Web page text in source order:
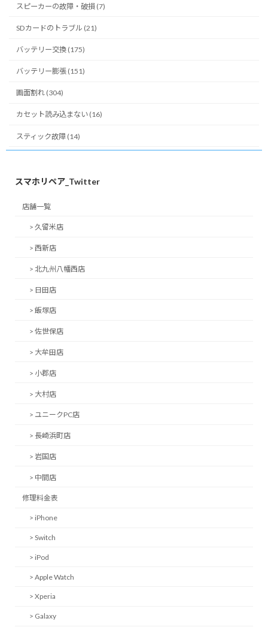
スピーカーの故障・破損 (7)
SDカードのトラブル (21)
バッテリー交換 (175)
バッテリー膨張 (151)
画面割れ (304)
カセット読み込まない (16)
スティック故障 (14)
スマホリペア_Twitter
店舗一覧
> 久留米店
> 西新店
> 北九州八幡西店
> 日田店
> 飯塚店
> 佐世保店
> 大牟田店
> 小郡店
> 大村店
> ユニークPC店
> 長崎浜町店
> 岩国店
> 中間店
修理料金表
> iPhone
> Switch
> iPod
> Apple Watch
> Xperia
> Galaxy